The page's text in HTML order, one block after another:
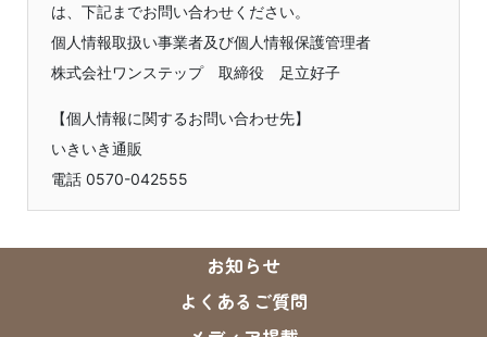
は、下記までお問い合わせください。
個人情報取扱い事業者及び個人情報保護管理者
株式会社ワンステップ 取締役 足立好子
【個人情報に関するお問い合わせ先】
いきいき通販
電話 0570-042555
お知らせ
よくあるご質問